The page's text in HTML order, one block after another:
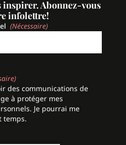
inspirer. Abonnez-vous
infolettre!
(Nécessaire)
des communications de
à protéger mes
Je pourrai me
temps.